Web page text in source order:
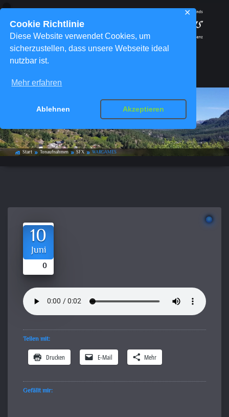
Cookie Richtlinie
Diese Website verwendet Cookies, um
sicherzustellen, dass unsere Webseite ideal
nutzbar ist.
Mehr erfahren
Ablehnen Akzeptieren
✕
WARGAMES
home_work Start double_arrow Tonaufnahmen double_arrow SFX double_arrow WARGAMES
10
Juni
0
Teilen mit:
Drucken E-Mail Mehr
Gefällt mir: